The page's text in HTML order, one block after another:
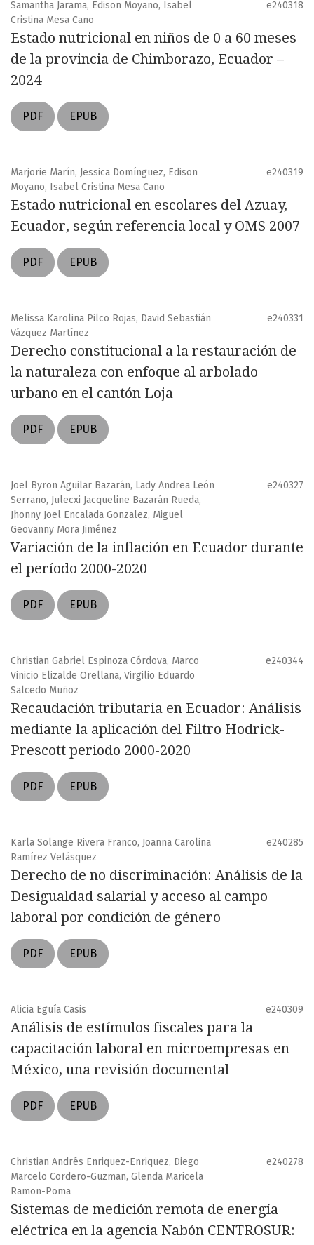
Samantha Jarama, Edison Moyano, Isabel
Cristina Mesa Cano
e240318
Estado nutricional en niños de 0 a 60 meses
de la provincia de Chimborazo, Ecuador –
2024
PDF EPUB
Marjorie Marín, Jessica Domínguez, Edison
Moyano, Isabel Cristina Mesa Cano
e240319
Estado nutricional en escolares del Azuay,
Ecuador, según referencia local y OMS 2007
PDF EPUB
Melissa Karolina Pilco Rojas, David Sebastián
Vázquez Martínez
e240331
Derecho constitucional a la restauración de
la naturaleza con enfoque al arbolado
urbano en el cantón Loja
PDF EPUB
Joel Byron Aguilar Bazarán, Lady Andrea León
Serrano, Julecxi Jacqueline Bazarán Rueda,
Jhonny Joel Encalada Gonzalez, Miguel
Geovanny Mora Jiménez
e240327
Variación de la inflación en Ecuador durante
el período 2000-2020
PDF EPUB
Christian Gabriel Espinoza Córdova, Marco
Vinicio Elizalde Orellana, Virgilio Eduardo
Salcedo Muñoz
e240344
Recaudación tributaria en Ecuador: Análisis
mediante la aplicación del Filtro Hodrick-
Prescott periodo 2000-2020
PDF EPUB
Karla Solange Rivera Franco, Joanna Carolina
Ramírez Velásquez
e240285
Derecho de no discriminación: Análisis de la
Desigualdad salarial y acceso al campo
laboral por condición de género
PDF EPUB
Alicia Eguía Casis e240309
Análisis de estímulos fiscales para la
capacitación laboral en microempresas en
México, una revisión documental
PDF EPUB
Christian Andrés Enriquez-Enriquez, Diego
Marcelo Cordero-Guzman, Glenda Maricela
Ramon-Poma
e240278
Sistemas de medición remota de energía
eléctrica en la agencia Nabón CENTROSUR: